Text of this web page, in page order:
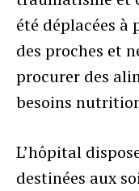
été déplacées à
des proches et
procurer des
besoins
L’hôpital
destinées aux